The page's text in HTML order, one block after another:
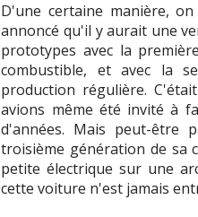
D'une certaine manière,
annoncé qu'il y aurait une
prototypes avec la
combustible, et avec la
production régulière.
avions même été invité à
d'années. Mais peut-être
troisième génération de sa
petite électrique sur une
cette voiture n'est jamais